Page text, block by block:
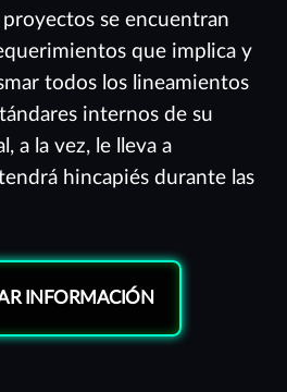
proyectos se encuentran
que implica y
todos los lineamientos
internos de su
a la vez, le lleva a
hincapiés durante las
INFORMACIÓN